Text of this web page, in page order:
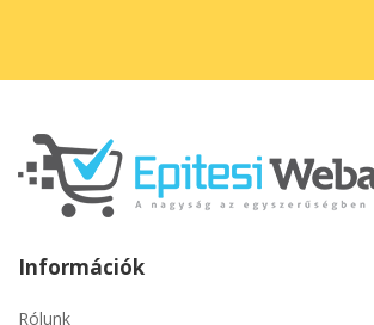
Információk
Rólunk